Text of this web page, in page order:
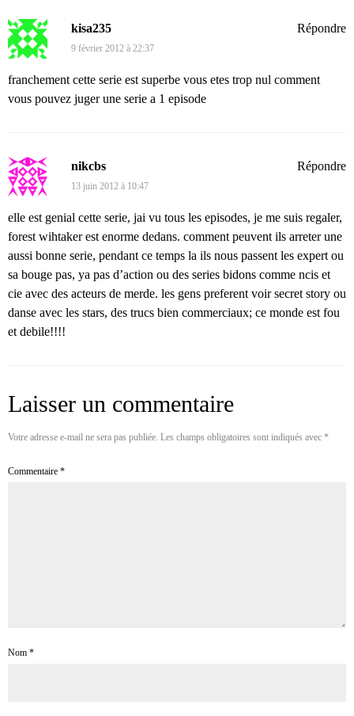
kisa235
9 février 2012 à 22:37
franchement cette serie est superbe vous etes trop nul comment
vous pouvez juger une serie a 1 episode
Répondre
nikcbs
13 juin 2012 à 10:47
elle est genial cette serie, jai vu tous les episodes, je me suis regaler,
forest wihtaker est enorme dedans. comment peuvent ils arreter une
aussi bonne serie, pendant ce temps la ils nous passent les expert ou
sa bouge pas, ya pas d’action ou des series bidons comme ncis et
cie avec des acteurs de merde. les gens preferent voir secret story ou
danse avec les stars, des trucs bien commerciaux; ce monde est fou
et debile!!!!
Répondre
Laisser un commentaire
Votre adresse e-mail ne sera pas publiée. Les champs obligatoires sont indiqués avec *
Commentaire *
Nom *